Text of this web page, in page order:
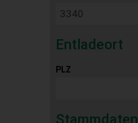
Entladeort
PLZ
Stammdaten